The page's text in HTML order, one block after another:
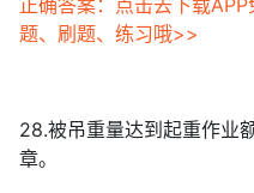
正确答案：点击去下载
题、刷题、练习哦>>
28.被吊重量达到起重作业
章。